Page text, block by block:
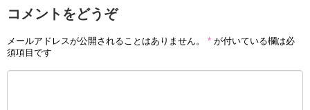
コメントをどうぞ
メールアドレスが公開されることはありません。 * が付いている欄は必
須項目です